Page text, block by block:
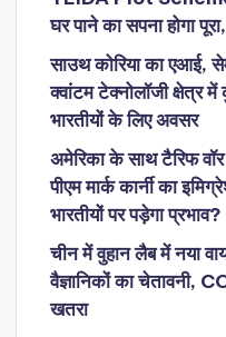
घर पाने का सपना होगा
साउथ कोरिया का एआई,
क्वांटम टेक्नोलॉजी क्षेत्र
भारतीयों के लिए अवसर
अमेरिका के साथ टैरिफ
पीएम मार्क कार्नी का
भारतीयों पर पड़ेगा प्रभाव?
चीन में वुहान लैब में नया
वैज्ञानिकों का चेतावनी,
खतरा